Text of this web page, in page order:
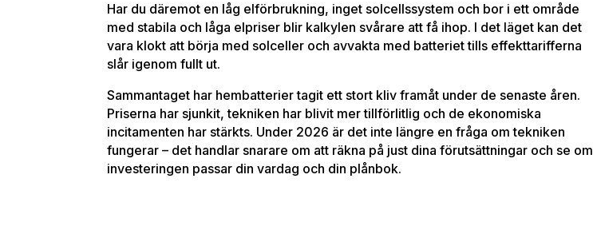
Har du däremot en låg elförbrukning, inget solcellssystem och bor i ett område
med stabila och låga elpriser blir kalkylen svårare att få ihop. I det läget kan det
vara klokt att börja med solceller och avvakta med batteriet tills effekttarifferna
slår igenom fullt ut.
Sammantaget har hembatterier tagit ett stort kliv framåt under de senaste åren.
Priserna har sjunkit, tekniken har blivit mer tillförlitlig och de ekonomiska
incitamenten har stärkts. Under 2026 är det inte längre en fråga om tekniken
fungerar – det handlar snarare om att räkna på just dina förutsättningar och se om
investeringen passar din vardag och din plånbok.